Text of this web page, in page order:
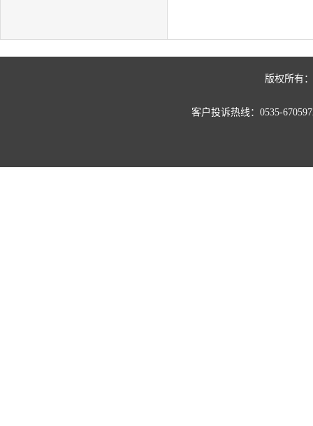
版权所有
客户投诉热线：0535-